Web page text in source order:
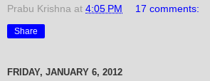
Prabu Krishna at 4:05 PM 17 comments:
Share
FRIDAY, JANUARY 6, 2012